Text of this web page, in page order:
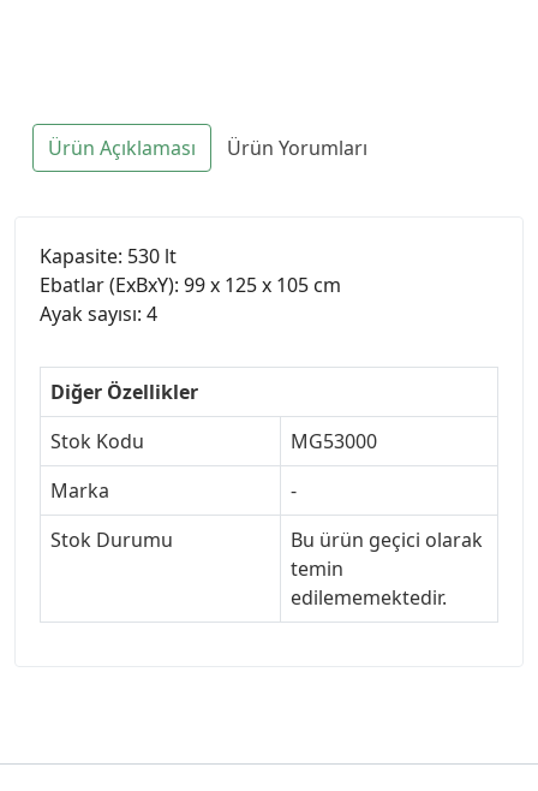
Ürün Açıklaması Ürün Yorumları
Kapasite: 530 lt
Ebatlar (ExBxY): 99 x 125 x 105 cm
Ayak sayısı: 4
Diğer Özellikler
Stok Kodu
MG53000
Marka
-
Stok Durumu
Bu ürün geçici olarak
temin
edilememektedir.